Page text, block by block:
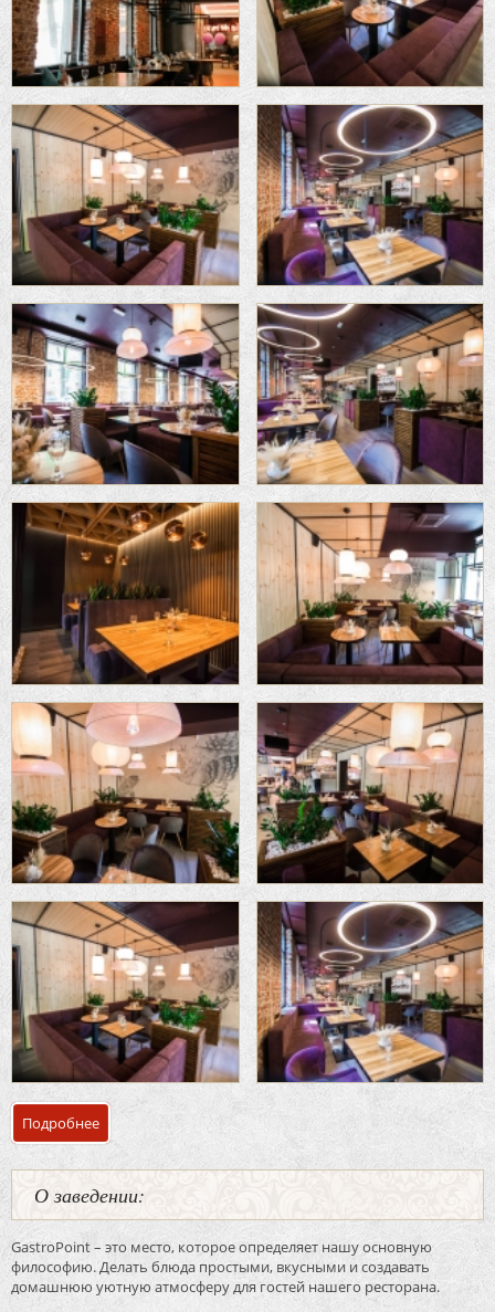
Подробнее о Банкетный зал ресторан «Gastropoint»
О заведении:
GastroPoint – это место, которое определяет нашу основную
философию. Делать блюда простыми, вкусными и создавать
домашнюю уютную атмосферу для гостей нашего ресторана.